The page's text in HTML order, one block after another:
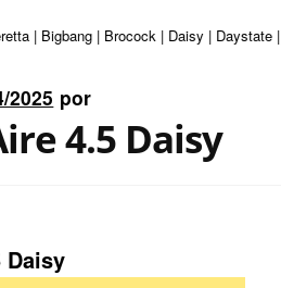
Bigbang | Brocock | Daisy | Daystate |
2025 por
4.5 Daisy
Daisy